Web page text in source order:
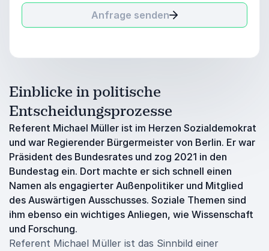
Anfrage senden
Einblicke in politische
Entscheidungsprozesse
Referent Michael Müller ist im Herzen Sozialdemokrat
und war Regierender Bürgermeister von Berlin. Er war
Präsident des Bundesrates und zog 2021 in den
Bundestag ein. Dort machte er sich schnell einen
Namen als engagierter Außenpolitiker und Mitglied
des Auswärtigen Ausschusses. Soziale Themen sind
ihm ebenso ein wichtiges Anliegen, wie Wissenschaft
und Forschung.
Referent Michael Müller ist das Sinnbild einer